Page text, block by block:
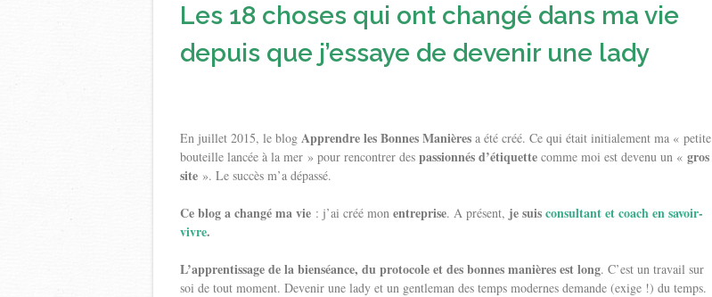
Les 18 choses qui ont changé dans ma vie
depuis que j’essaye de devenir une lady
En juillet 2015, le blog Apprendre les Bonnes Manières a été créé. Ce qui était initialement ma « petite
bouteille lancée à la mer » pour rencontrer des passionnés d’étiquette comme moi est devenu un « gros
site ». Le succès m’a dépassé.
Ce blog a changé ma vie : j’ai créé mon entreprise. A présent, je suisconsultant et coach en savoir-
vivre.
L’apprentissage de la bienséance, du protocole et des bonnes manières est long. C’est un travail sur
soi de tout moment. Devenir une lady et un gentleman des temps modernes demande (exige !) du temps.